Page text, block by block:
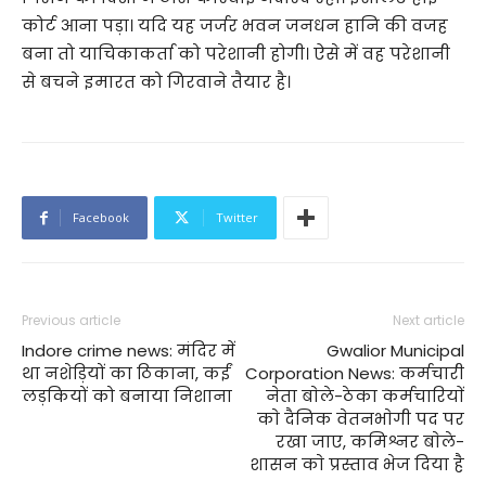
कोर्ट आना पड़ा। यदि यह जर्जर भवन जनधन हानि की वजह
बना तो याचिकाकर्ता को परेशानी होगी। ऐसे में वह परेशानी
से बचने इमारत को गिरवाने तैयार है।
Facebook Twitter
Previous article
Indore crime news: मंदिर में
था नशेड़ियों का ठिकाना, कईं
लड़कियों को बनाया निशाना
Next article
Gwalior Municipal
Corporation News: कर्मचारी
नेता बाेले-ठेका कर्मचारियाें
काे दैनिक वेतनभाेगी पद पर
रखा जाए, कमिश्नर बाेले-
शासन काे प्रस्ताव भेज दिया है